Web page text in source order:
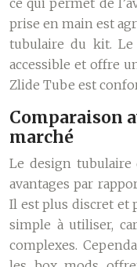
ce qui permet de
prise en main est
tubulaire du kit.
accessible et offre
Zlide Tube est
Comparaison
marché
Le design
avantages par
Il est plus discret et
simple à utiliser,
complexes.